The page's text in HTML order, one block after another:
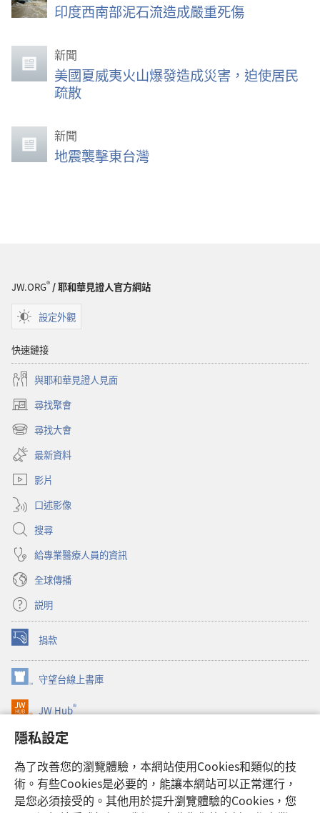
隱私設定
為了改善您的瀏覽體驗，本網站使用Cookies和類似的技
術。有些Cookies是必要的，能讓本網站可以正常運行，
是您必須接受的。其他用於提升瀏覽體驗的Cookies，您
印度西南部泥石流造成嚴重死傷
新聞
美國夏威夷火山爆發造成災害，迫使居民
疏散
新聞
地震襲擊東台灣
JW.ORG®/ 耶和華見證人官方網站
設定外觀
快速鏈接
與耶和華見證人見面
尋找聚會
（開
啟
新
視
窗）
尋找大會
（開
啟
新
視
最新資料
影片
口述影像
搜尋
給專業醫療人員的資訊
全球傳播
説明
捐款
（開
啟
新
視
窗）
守望台線上書庫
（開
啟
新
窗）
JW Hub®
（開
啟
新
窗）
JW Library®
Watchtower Library